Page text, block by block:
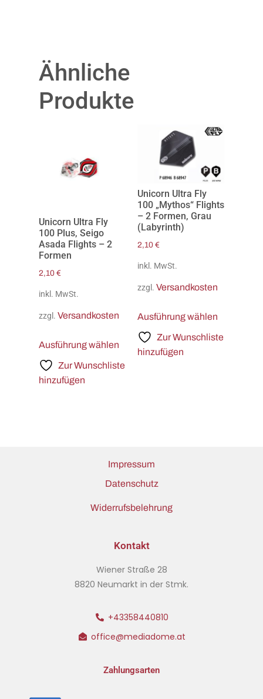
Ähnliche
Produkte
Unicorn Ultra Fly
100 Plus, Seigo
Asada Flights – 2
Formen
2,10 €
inkl. MwSt.
zzgl. Versandkosten
Ausführung wählen
Zur Wunschliste
hinzufügen
Unicorn Ultra Fly
100 „Mythos“ Flights
– 2 Formen, Grau
(Labyrinth)
2,10 €
inkl. MwSt.
zzgl. Versandkosten
Ausführung wählen
Zur Wunschliste
hinzufügen
Impressum
Datenschutz
Widerrufsbelehrung
Kontakt
Wiener Straße 28
8820 Neumarkt in der Stmk.
+43358440810
office@mediadome.at
Zahlungsarten